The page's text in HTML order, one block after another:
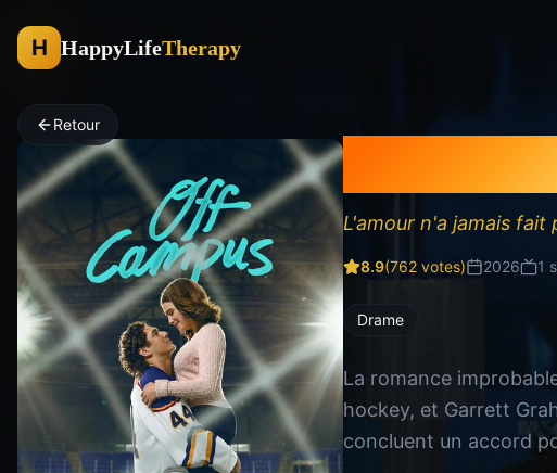
H HappyLifeTherapy
Retour
L'amour n'a jamais
8.9(762 votes) 2026 1
Drame
La romance
hockey, et Garrett
concluent un accord